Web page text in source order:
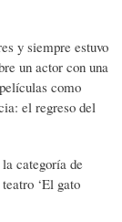
y siempre estuvo
un actor con una
como
el regreso del
categoría de
‘El gato